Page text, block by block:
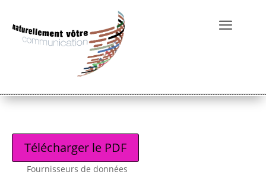
Télécharger le PDF
Fournisseurs de données